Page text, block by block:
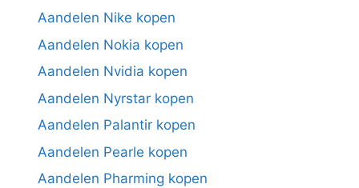
Aandelen Nike kopen
Aandelen Nokia kopen
Aandelen Nvidia kopen
Aandelen Nyrstar kopen
Aandelen Palantir kopen
Aandelen Pearle kopen
Aandelen Pharming kopen